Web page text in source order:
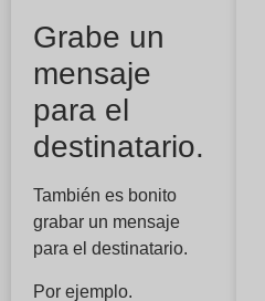
Grabe un
mensaje
para el
destinatario.
También es bonito
grabar un mensaje
para el destinatario.
Por ejemplo.